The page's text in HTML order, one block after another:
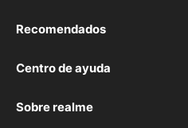
Recomendados
realme P4 Lite
realme P4x
Centro de ayuda
Preguntas frecuentes
Sobre realme